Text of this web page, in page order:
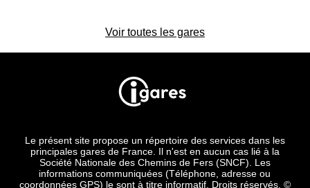
Voir toutes les gares
Le présent site propose un répertoire des services dans les
principales gares de France. Il n'est en aucun cas lié à la
Société Nationale des Chemins de Fers (SNCF). Les
informations communiquées (Téléphone, adresse ou
coordonnées GPS) le sont à titre informatif. Droits réservés. ©